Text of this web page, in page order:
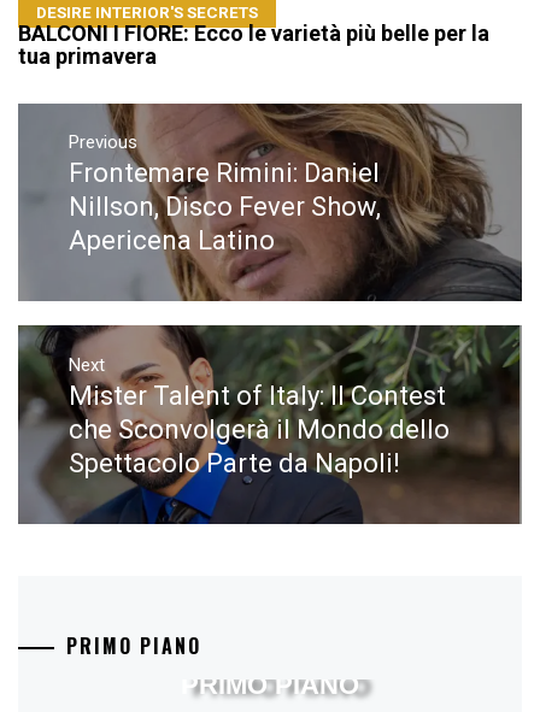
DESIRE INTERIOR'S SECRETS
BALCONI I FIORE: Ecco le varietà più belle per la
tua primavera
Navigazione
articoli
Previous
Previous
post:
Frontemare Rimini: Daniel
Nillson, Disco Fever Show,
Apericena Latino
Next
Next
post:
Mister Talent of Italy: Il Contest
che Sconvolgerà il Mondo dello
Spettacolo Parte da Napoli!
PRIMO PIANO
PRIMO PIANO